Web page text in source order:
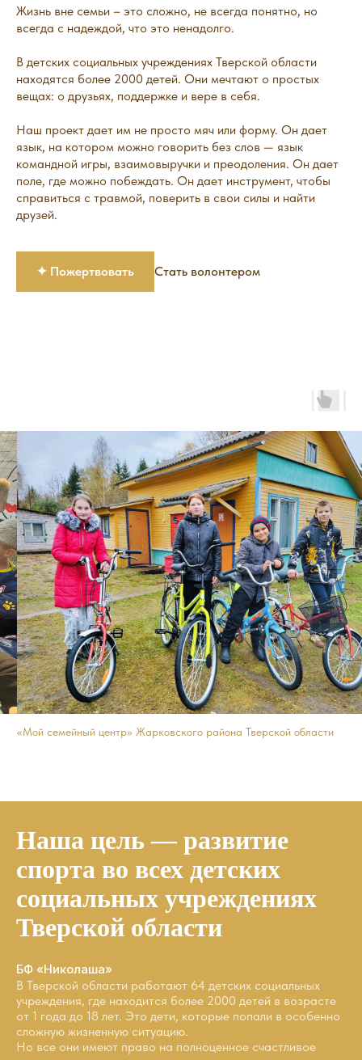
Жизнь вне семьи – это сложно, не всегда понятно, но
всегда с надеждой, что это ненадолго.
В детских социальных учреждениях Тверской области
находятся более 2000 детей. Они мечтают о простых
вещах: о друзьях, поддержке и вере в себя.
Наш проект дает им не просто мяч или форму. Он дает
язык, на котором можно говорить без слов — язык
командной игры, взаимовыручки и преодоления. Он дает
поле, где можно побеждать. Он дает инструмент, чтобы
справиться с травмой, поверить в свои силы и найти
друзей.
✦ Пожертвовать Стать волонтером
«Мой семейный центр» Жарковского района Тверской области
Наша цель — развитие
спорта во всех детских
социальных учреждениях
Тверской области
БФ «Николаша»
В Тверской области работают 64 детских социальных
учреждения, где находится более 2000 детей в возрасте
от 1 года до 18 лет. Это дети, которые попали в особенно
сложную жизненную ситуацию.
Но все они имеют право на полноценное счастливое